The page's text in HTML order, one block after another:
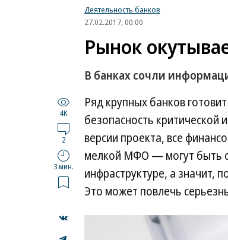
Деятельность банков
27.02.2017, 00:00
Рынок
В банках сочли
4K
2
3 мин.
Ряд крупных банков
безопасность
версии проекта, все
мелкой МФО — могут быть
инфраструктуре, а значит,
Это может повлечь